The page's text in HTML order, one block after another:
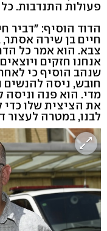
פעולות התנדבות.
הדוד הוסיף: "דביר
חיים בן שירה
צבא. הוא אמר כל
אנחנו חזקים
שנהב הוסיף כי
חובש, ניסה להנשים
מדי. הוא פנה וניסה
את הציצית שלו
לבנו, במטרה לעצור